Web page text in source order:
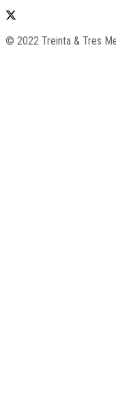
© 2022 Treinta & Tres